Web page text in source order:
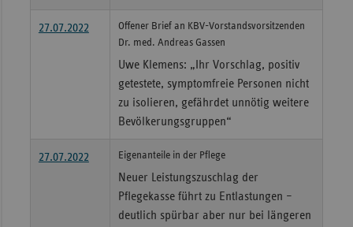
27.07.2022
Offener Brief an KBV-Vorstandsvorsitzenden
Dr. med. Andreas Gassen
Uwe Klemens: „Ihr Vorschlag, positiv
getestete, symptomfreie Personen nicht
zu isolieren, gefährdet unnötig weitere
Bevölkerungsgruppen“
27.07.2022 Eigenanteile in der Pflege
Neuer Leistungszuschlag der
Pflegekasse führt zu Entlastungen –
deutlich spürbar aber nur bei längeren